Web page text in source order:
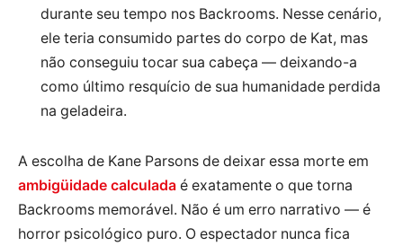
durante seu tempo nos Backrooms. Nesse cenário,
ele teria consumido partes do corpo de Kat, mas
não conseguiu tocar sua cabeça — deixando-a
como último resquício de sua humanidade perdida
na geladeira.
A escolha de Kane Parsons de deixar essa morte em
ambigüidade calculada é exatamente o que torna
Backrooms memorável. Não é um erro narrativo — é
horror psicológico puro. O espectador nunca fica